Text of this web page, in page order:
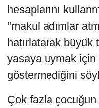
hesaplarını
"makul adımlar
hatırlatarak büyük
yasaya uymak için
göstermediğini
Çok fazla